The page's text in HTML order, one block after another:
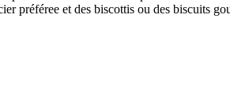
préféree et des biscottis ou des biscuits